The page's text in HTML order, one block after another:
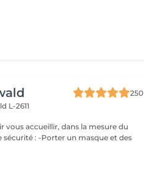
250
L-2611
vous accueillir, dans la mesure du
sécurité : -Porter un masque et des